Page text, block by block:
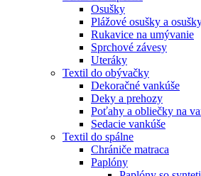
Osušky
Plážové osušky a
Rukavice na umývanie
Sprchové závesy
Uteráky
Textil do obývačky
Dekoračné vankúše
Deky a prehozy
Poťahy a obliečky na
Sedacie vankúše
Textil do spálne
Chrániče matraca
Paplóny